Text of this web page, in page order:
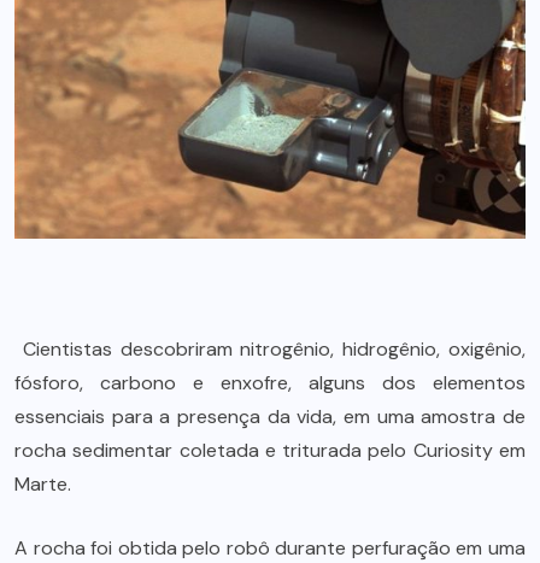
Cientistas descobriram nitrogênio, hidrogênio, oxigênio,
fósforo, carbono e enxofre, alguns dos elementos
essenciais para a presença da vida, em uma amostra de
rocha sedimentar coletada e triturada pelo Curiosity em
Marte.
A rocha foi obtida pelo robô durante perfuração em uma